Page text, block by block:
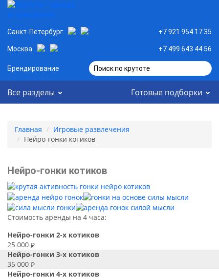
Санкт-Петербург +7 921 954 17 35
Москва +7 499 643 44 56
Брендирование Поиск по крутоте
Все разделы Готовые подборки
Главная
Игровые развлечения
Нейро-гонки котиков
Нейро-гонки котиков
Стоимость аренды на 4 часа:
Нейро-гонки 2-х котиков
25 000
Нейро-гонки 3-х котиков
35 000
Нейро-гонки 4-х котиков